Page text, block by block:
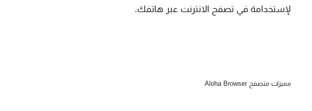
لإستخدامة في تصفح الانترنت عبر هاتفك.
مميزات متصفح Aloha Browser